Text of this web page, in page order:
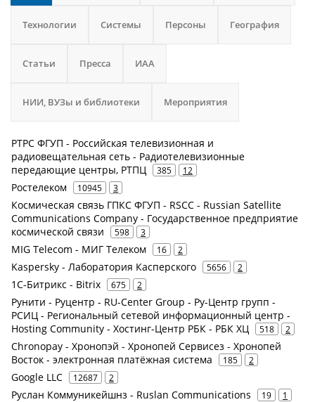
Технологии Системы Персоны География
Статьи Пресса ИАА
НИИ, ВУЗы и библиотеки Мероприятия
РТРС ФГУП - Российская телевизионная и
радиовещательная сеть - Радиотелевизионные
передающие центры, РТПЦ
385 12
Ростелеком 10945 3
Космическая связь ГПКС ФГУП - RSCC - Russian Satellite
Communications Company - Государственное предприятие
космической связи
598 3
MIG Telecom - МИГ Телеком 16 2
Kaspersky - Лаборатория Касперского 5656 2
1С-Битрикс - Bitrix 675 2
Рунити - Руцентр - RU-Center Group - Ру-Центр групп -
РСИЦ - Региональный сетевой информационный центр -
Hosting Community - Хостинг-Центр РБК - РБК ХЦ
518 2
Chronopay - Хронопэй - Хронопей Сервисез - Хронопей
Восток - электронная платёжная система
185 2
Google LLC 12687 2
Руслан Коммуникейшнз - Ruslan Communications 19 1